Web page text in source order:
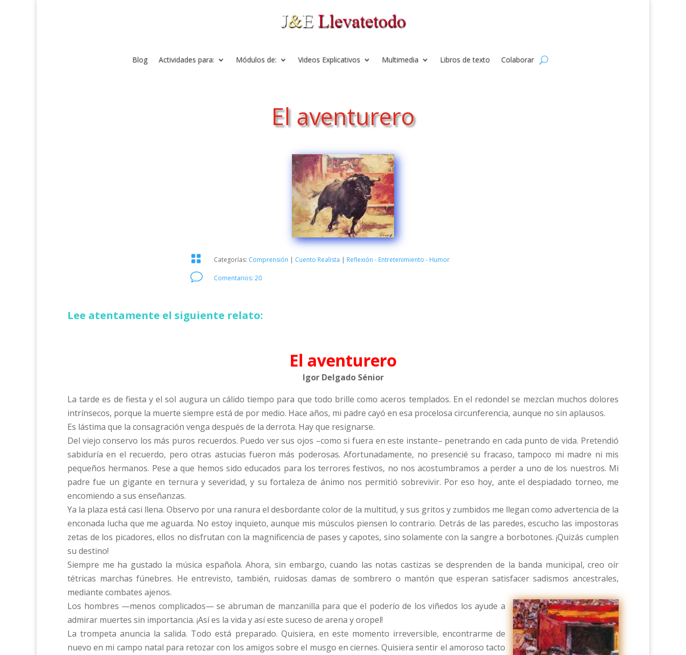
Blog Actividades para: Módulos de: Videos Explicativos Multimedia Libros de texto Colaborar
El aventurero
 Categorías: Comprensión | Cuento Realista | Reflexión - Entretenimiento - Humor
v Comentarios: 20
Lee atentamente el siguiente relato:
El aventurero
Igor Delgado Sénior
La tarde es de fiesta y el sol augura un cálido tiempo para que todo brille como aceros templados. En el redondel se mezclan muchos dolores
intrínsecos, porque la muerte siempre está de por medio. Hace años, mi padre cayó en esa procelosa circunferencia, aunque no sin aplausos.
Es lástima que la consagración venga después de la derrota. Hay que resignarse.
Del viejo conservo los más puros recuerdos. Puedo ver sus ojos –como si fuera en este instante– penetrando en cada punto de vida. Pretendió
sabiduría en el recuerdo, pero otras astucias fueron más poderosas. Afortunadamente, no presencié su fracaso, tampoco mi madre ni mis
pequeños hermanos. Pese a que hemos sido educados para los terrores festivos, no nos acostumbramos a perder a uno de los nuestros. Mi
padre fue un gigante en ternura y severidad, y su fortaleza de ánimo nos permitió sobrevivir. Por eso hoy, ante el despiadado torneo, me
encomiendo a sus enseñanzas.
Ya la plaza está casi llena. Observo por una ranura el desbordante color de la multitud, y sus gritos y zumbidos me llegan como advertencia de la
enconada lucha que me aguarda. No estoy inquieto, aunque mis músculos piensen lo contrario. Detrás de las paredes, escucho las impostoras
zetas de los picadores, ellos no disfrutan con la magnificencia de pases y capotes, sino solamente con la sangre a borbotones. ¡Quizás cumplen
su destino!
Siempre me ha gustado la música española. Ahora, sin embargo, cuando las notas castizas se desprenden de la banda municipal, creo oír
tétricas marchas fúnebres. He entrevisto, también, ruidosas damas de sombrero o mantón que esperan satisfacer sadismos ancestrales,
mediante combates ajenos.
Los hombres —menos complicados— se abrumande manzanilla para que el poderío de los viñedos los ayude a
admirar muertes sin importancia. ¡Así es la vida y así este suceso de arena y oropel!
La trompeta anuncia la salida. Todo está preparado. Quisiera, en este momento irreversible, encontrarme de
nuevo en mi campo natal para retozar con los amigos sobre el musgo en ciernes. Quisiera sentir el amoroso tacto